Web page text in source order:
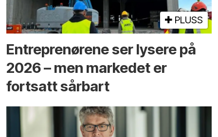
PLUSS
Entreprenørene ser lysere på
2026 – men markedet er
fortsatt sårbart